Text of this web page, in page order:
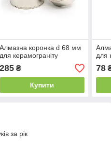
Алмазна коронка d 68 мм
для керамограніту
285₴
Купити
для
78
за рік